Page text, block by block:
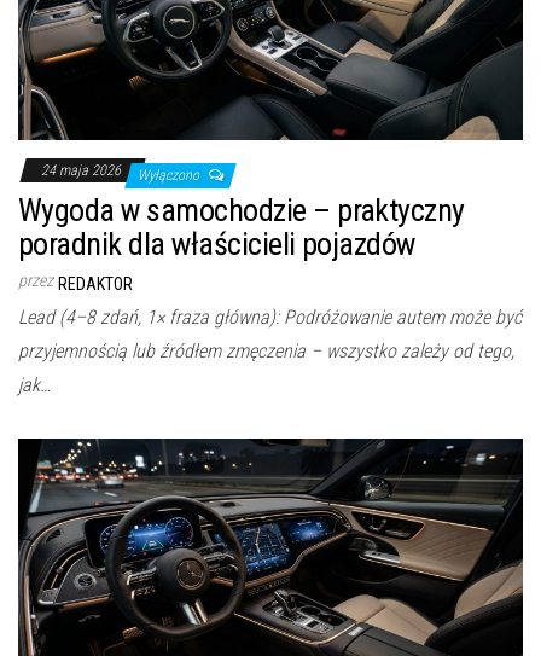
24 maja 2026 Wyłączono
Wygoda w samochodzie – praktyczny
poradnik dla właścicieli pojazdów
przez REDAKTOR
Lead (4–8 zdań, 1× fraza główna): Podróżowanie autem może być
przyjemnością lub źródłem zmęczenia – wszystko zależy od tego,
jak…